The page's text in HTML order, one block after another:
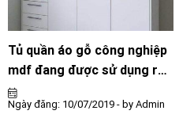
các mẫu tủ bếp gỗ cao cấp được
nhiều khách hàng ưa chuộng để
trang hoàng cho không gian bếp
nhà mình thêm sang trọng và
bắt mắt.
Tủ quần áo gỗ công nghiệp
mdf đang được sử dụng rất
phổ biết
Ngày đăng: 10/07/2019 - by Admin